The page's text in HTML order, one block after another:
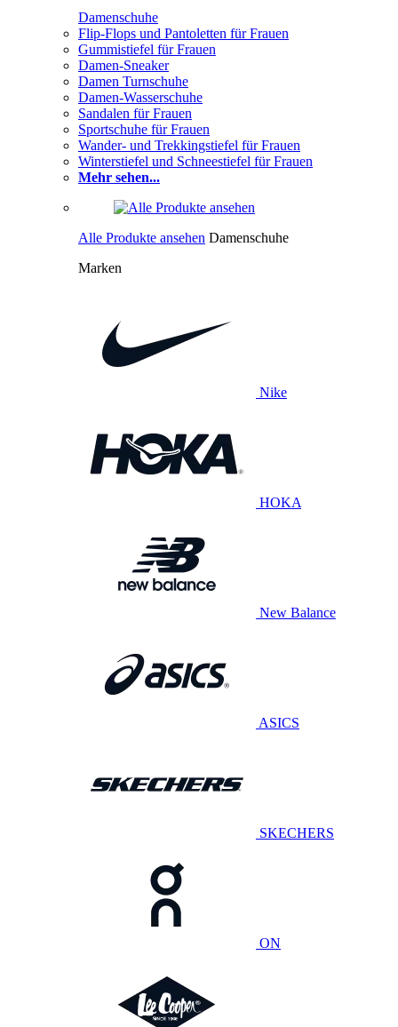
Damenschuhe
Flip-Flops und Pantoletten für Frauen
Gummistiefel für Frauen
Damen-Sneaker
Damen Turnschuhe
Damen-Wasserschuhe
Sandalen für Frauen
Sportschuhe für Frauen
Wander- und Trekkingstiefel für Frauen
Winterstiefel und Schneestiefel für Frauen
Mehr sehen...
Alle Produkte ansehen Damenschuhe
Marken
Nike
HOKA
New Balance
ASICS
SKECHERS
ON